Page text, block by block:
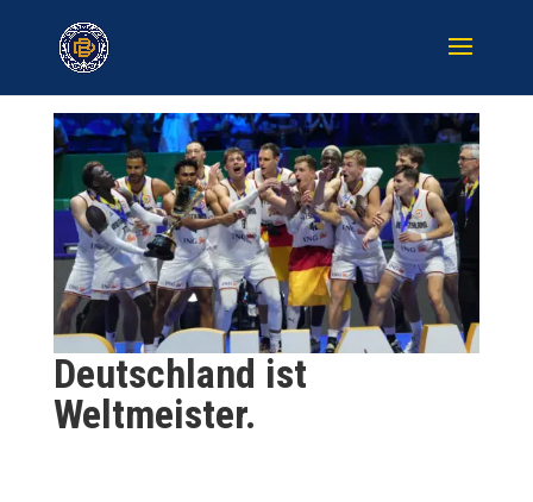
Deutschland ist
Weltmeister.